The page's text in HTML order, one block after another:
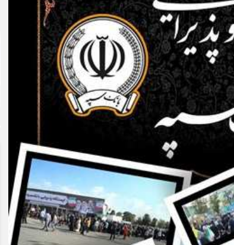
وام فوری بی دردسر بدون ضامن قرض الحسنه | شرایط
دریافت تسهیلات سریع و کم‌بهره | جزئیات ثبت درخواست
وام آسان